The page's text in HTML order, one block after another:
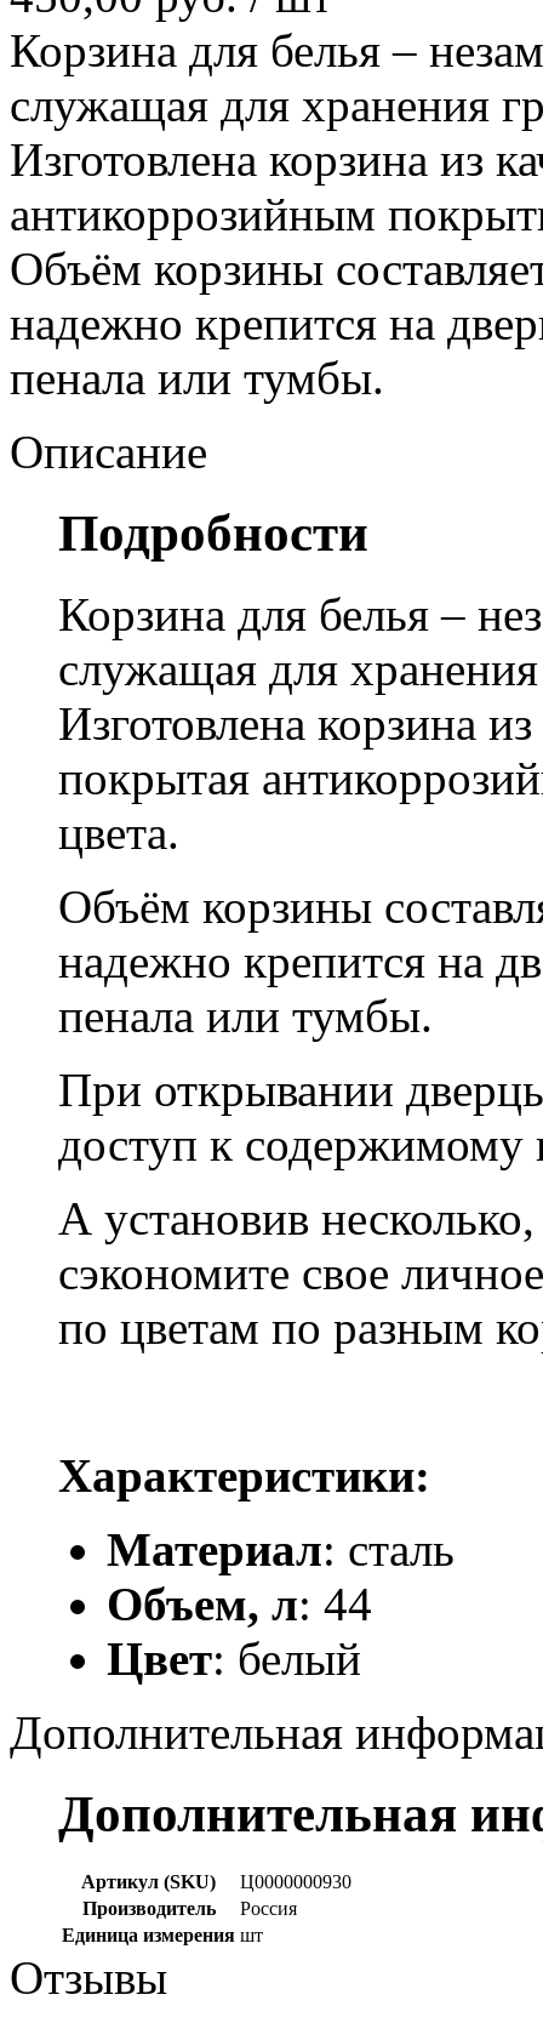
Корзина для белья –
служащая для хранения
Изготовлена корзина из
антикоррозийным
Объём корзины
надежно крепится на
пенала или тумбы.
Описание
Подробности
Корзина для белья –
служащая для
Изготовлена корзина
покрытая
цвета.
Объём корзины
надежно крепится на
пенала или тумбы.
При открывании
доступ к содержимому
А установив
сэкономите свое
по цветам по разным
Характеристики:
Материал: сталь
Объем, л: 44
Цвет: белый
Дополнительная
Дополнительная
Артикул (SKU)
Ц0000000930
Производитель
Россия
Единица измерения шт
Отзывы